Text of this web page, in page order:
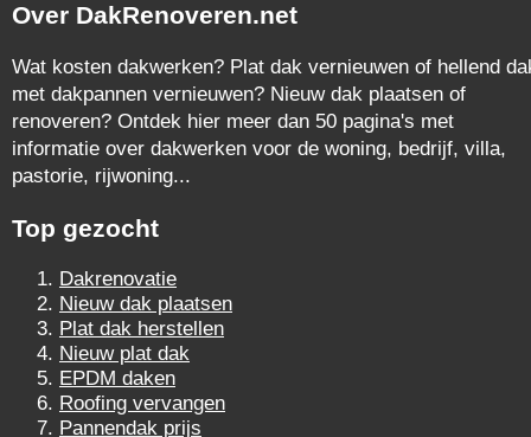
Over DakRenoveren.net
Wat kosten dakwerken? Plat dak vernieuwen of hellend
met dakpannen vernieuwen? Nieuw dak plaatsen of
renoveren? Ontdek hier meer dan 50 pagina's met
informatie over dakwerken voor de woning, bedrijf, villa,
pastorie, rijwoning...
Top gezocht
Dakrenovatie
Nieuw dak plaatsen
Plat dak herstellen
Nieuw plat dak
EPDM daken
Roofing vervangen
Pannendak prijs